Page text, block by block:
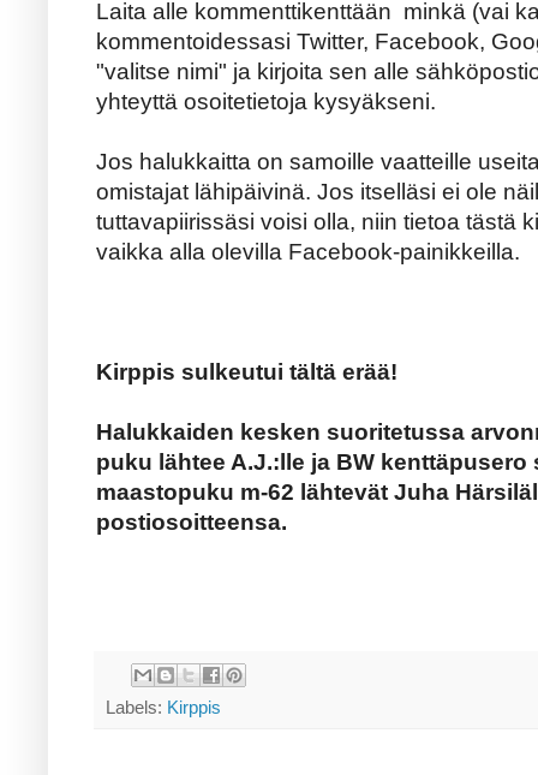
Laita alle kommenttikenttään minkä (vai
kommentoidessasi Twitter, Facebook,
"valitse nimi" ja kirjoita sen alle
yhteyttä osoitetietoja kysyäkseni.
Jos halukkaitta on samoille vaatteille
omistajat lähipäivinä. Jos itselläsi ei ole
tuttavapiirissäsi voisi olla, niin tietoa tästä
vaikka alla olevilla Facebook-painikkeilla.
Kirppis sulkeutui tältä erää!
Halukkaiden kesken suoritetussa
puku lähtee A.J.:lle ja BW kenttäpusero
maastopuku m-62 lähtevät Juha
postiosoitteensa.
Labels: Kirppis